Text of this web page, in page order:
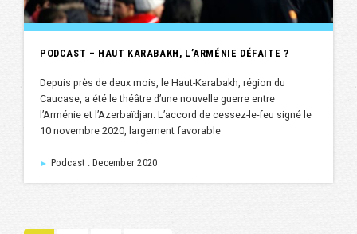
PODCAST – HAUT KARABAKH, L’ARMÉNIE DÉFAITE ?
Depuis près de deux mois, le Haut-Karabakh, région du
Caucase, a été le théâtre d’une nouvelle guerre entre
l’Arménie et l’Azerbaïdjan. L’accord de cessez-le-feu signé le
10 novembre 2020, largement favorable
► Podcast : December 2020